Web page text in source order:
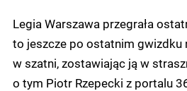
Legia Warszawa przegrała
to jeszcze po ostatnim gwizdku
w szatni, zostawiając ją w
o tym Piotr Rzepecki z portalu